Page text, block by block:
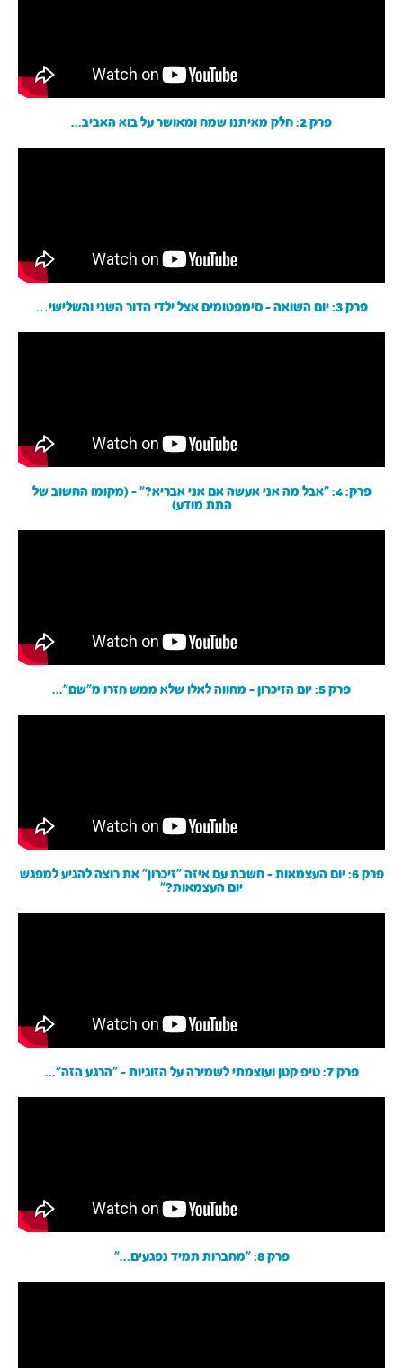
פרק 2: חלק מאיתנו שמח ומאושר על בוא האביב...
פרק 3: יום השואה - סימפטומים אצל ילדי הדור השני והשלישי…
פרק: 4: ״אבל מה אני אעשה אם אני אבריא?״ - (מקומו החשוב של
התת מודע)
פרק 5: יום הזיכרון - מחווה לאלו שלא ממש חזרו מ״שם״...
פרק 6: יום העצמאות - חשבת עם איזה ״זיכרון״ את רוצה להגיע למפגש
יום העצמאות?״
פרק 7: טיפ קטן ועוצמתי לשמירה על הזוגיות - ״הרגע הזה״...
פרק 8: ״מחברות תמיד נפגעים...״